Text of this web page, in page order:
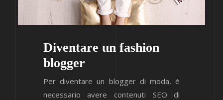
Diventare un fashion
blogger
Per diventare un blogger di moda, è
necessario avere contenuti SEO di